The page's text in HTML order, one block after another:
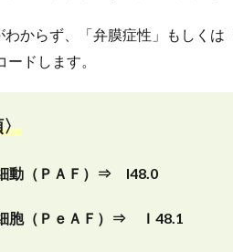
わからず、「弁膜症性」もしく
ドします。
〉
動（ＰＡＦ）⇒ I48.0
胞（ＰｅＡＦ）⇒ Ｉ48.1